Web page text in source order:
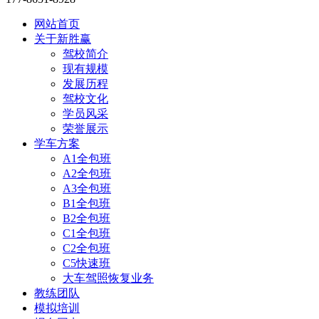
网站首页
关于新胜赢
驾校简介
现有规模
发展历程
驾校文化
学员风采
荣誉展示
学车方案
A1全包班
A2全包班
A3全包班
B1全包班
B2全包班
C1全包班
C2全包班
C5快速班
大车驾照恢复业务
教练团队
模拟培训